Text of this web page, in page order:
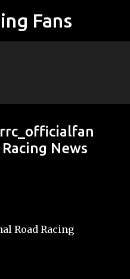
na hlavní obsah
Fans
News
Road Racing